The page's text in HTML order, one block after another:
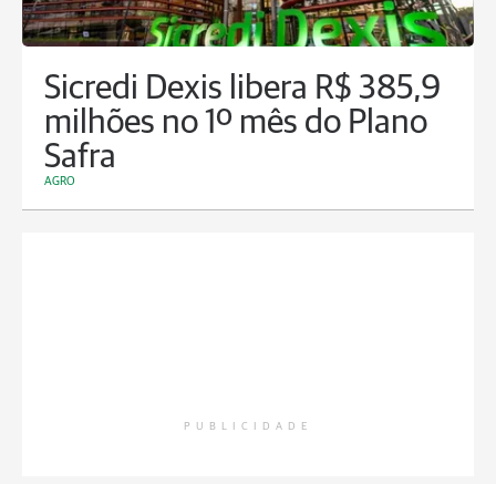
Sicredi Dexis libera R$ 385,9
milhões no 1º mês do Plano
Safra
AGRO
PUBLICIDADE